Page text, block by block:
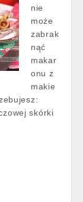
nie
może
zabrak
nąć
makar
onu z
makie
skórki